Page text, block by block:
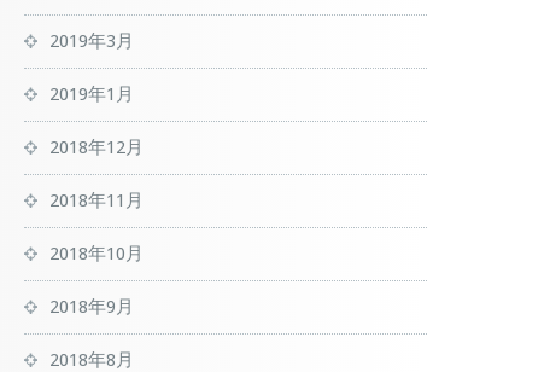
2019年3月
2019年1月
2018年12月
2018年11月
2018年10月
2018年9月
2018年8月